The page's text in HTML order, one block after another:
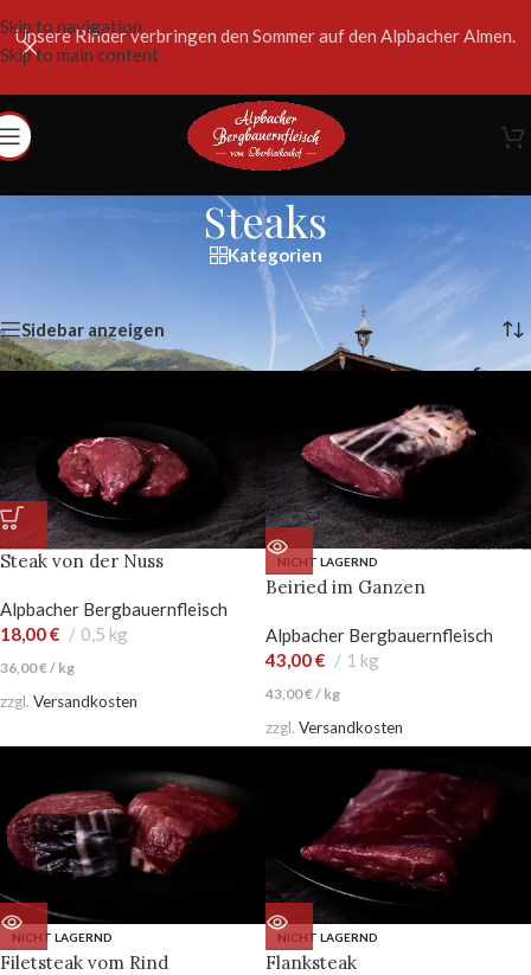
Skip to navigation
Skip to main content
Unsere Rinder verbringen den Sommer auf den Alpbacher Almen.
Steaks
Kategorien
Alle 10 Ergebnisse werden angezeigt
Sidebar anzeigen
Steak von der Nuss
Alpbacher Bergbauernfleisch
18,00€ 0,5 kg
36,00€/ kg
zzgl. Versandkosten
NICHT LAGERND
Beiried im Ganzen
Alpbacher Bergbauernfleisch
43,00€ 1 kg
43,00€/ kg
zzgl. Versandkosten
NICHT LAGERND
Filetsteak vom Rind
NICHT LAGERND
Flanksteak